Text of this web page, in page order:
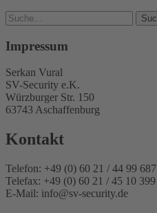
Impressum
Serkan Vural
SV-Security e.K.
Würzburger Str. 150
63743 Aschaffenburg
Kontakt
Telefon: +49 (0) 60 21 / 44 99 687
Telefax: +49 (0) 60 21 / 45 10 399
E-Mail: info@sv-security.de